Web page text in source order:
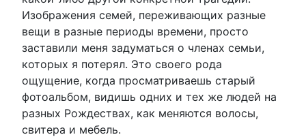
Изображения семей, переживающих разные
вещи в разные периоды времени, просто
заставили меня задуматься о членах семьи,
которых я потерял. Это своего рода
ощущение, когда просматриваешь старый
фотоальбом, видишь одних и тех же людей на
разных Рождествах, как меняются волосы,
свитера и мебель.